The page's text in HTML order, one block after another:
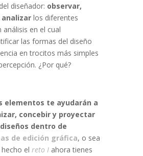
diseñador: observar,
los diferentes
análisis en el cual
las formas del diseño
en trocitos más simples
¿Por qué?
elementos te ayudarán a
concebir y proyectar
dentro de
de edición gráfica, o sea
el reto I ahora tienes